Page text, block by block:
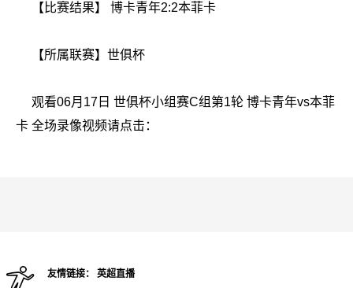
【比赛结果】 博卡青年2:2本菲卡
【所属联赛】 世俱杯
观看06月17日 世俱杯小组赛C组第1轮 博卡青年vs本菲
卡 全场录像视频请点击：
友情链接： 英超直播